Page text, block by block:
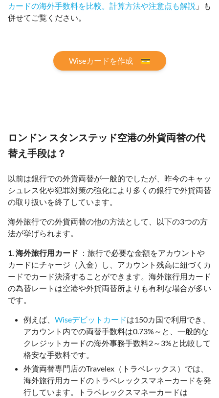
カードの海外手数料を比較。計算方法や注意点も解説 」も
併せてご覧ください。
Wiseカードを作成 💳
ロンドン スタンステッド空港の外貨両替の代
替え手段は？
以前は銀行での外貨両替が一般的でしたが、昨今のキャッ
シュレス化や犯罪対策の強化により多くの銀行で外貨両替
の取り扱いを終了しています。
海外旅行での外貨両替の他の方法として、以下の3つの方
法が挙げられます。
1. 海外旅行用カード ：旅行で必要な金額をアカウントや
カードにチャージ（入金）し、アカウント残高に紐づくカ
ードでカード決済することができます。海外旅行用カード
の為替レートは空港や外貨両替所よりも有利な場合が多い
です。
例えば、 Wiseデビットカードは150カ国で利用でき、
アカウント内での両替手数料は0.73%～と、一般的な
クレジットカードの海外事務手数料2～3%と比較して
格安な手数料です。
外貨両替専門店のTravelex（トラベレックス）では、
海外旅行用カードのトラベレックスマネーカードを発
行しています。トラベレックスマネーカードは